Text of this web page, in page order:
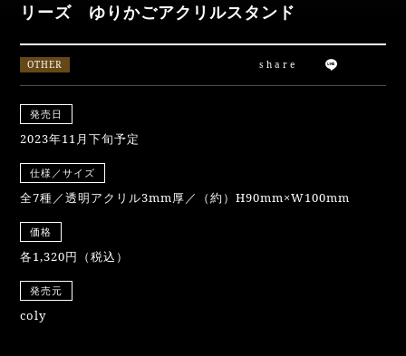
リーズ ゆりかごアクリルスタンド
OTHER share
発売日
2023年11月下旬予定
仕様／サイズ
全7種／透明アクリル3mm厚／（約）H90mm×W100mm
価格
各1,320円（税込）
発売元
coly